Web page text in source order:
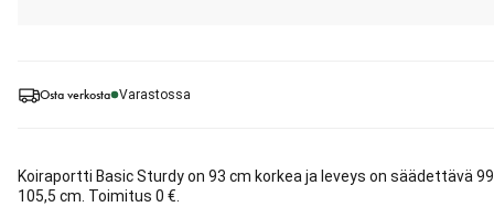
Osta verkosta Varastossa
Koiraportti Basic Sturdy on 93 cm korkea ja leveys on säädettävä
105,5 cm. Toimitus 0 €.